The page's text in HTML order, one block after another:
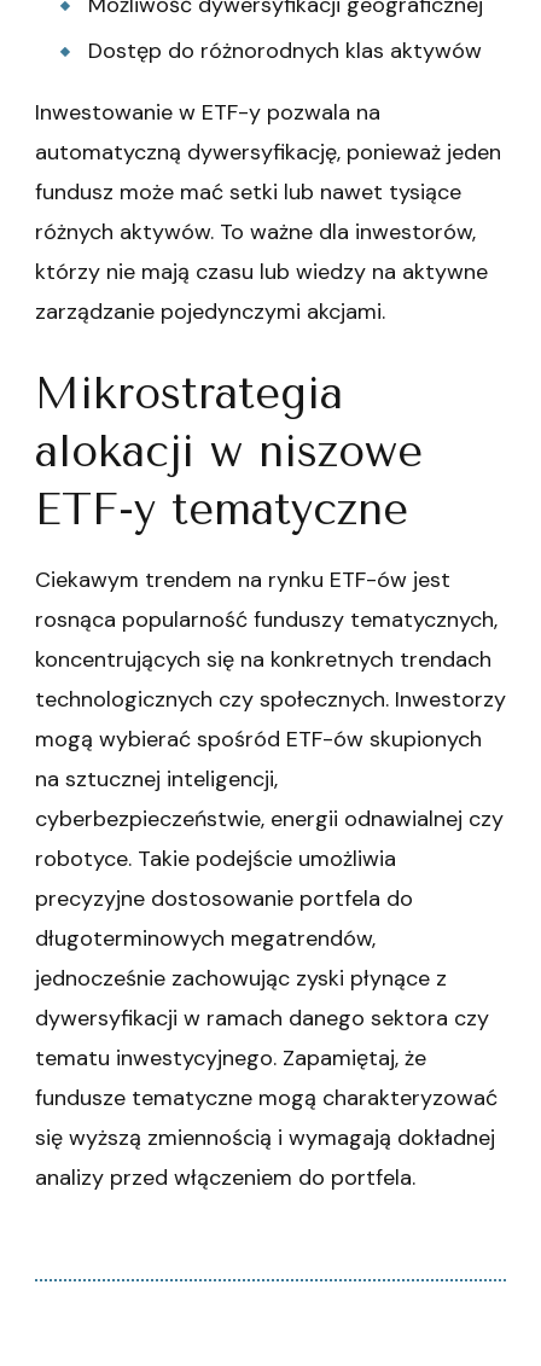
Dostęp do różnorodnych klas aktywów
Inwestowanie w ETF-y pozwala na
automatyczną dywersyfikację, ponieważ jeden
fundusz może mać setki lub nawet tysiące
różnych aktywów. To ważne dla inwestorów,
którzy nie mają czasu lub wiedzy na aktywne
zarządzanie pojedynczymi akcjami.
Mikrostrategia
alokacji w niszowe
ETF-y tematyczne
Ciekawym trendem na rynku ETF-ów jest
rosnąca popularność funduszy tematycznych,
koncentrujących się na konkretnych trendach
technologicznych czy społecznych. Inwestorzy
mogą wybierać spośród ETF-ów skupionych
na sztucznej inteligencji,
cyberbezpieczeństwie, energii odnawialnej czy
robotyce. Takie podejście umożliwia
precyzyjne dostosowanie portfela do
długoterminowych megatrendów,
jednocześnie zachowując zyski płynące z
dywersyfikacji w ramach danego sektora czy
tematu inwestycyjnego. Zapamiętaj, że
fundusze tematyczne mogą charakteryzować
się wyższą zmiennością i wymagają dokładnej
analizy przed włączeniem do portfela.